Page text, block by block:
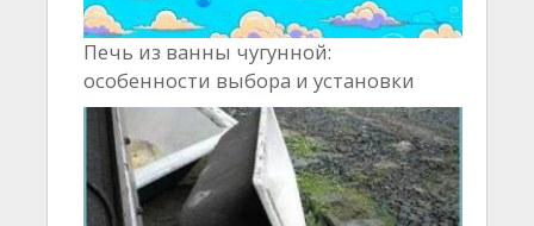
Печь из ванны чугунной:
особенности выбора и установки